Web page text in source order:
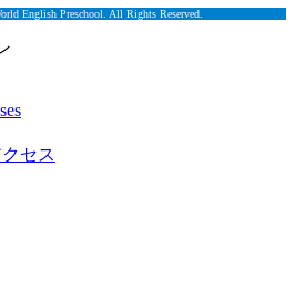
English Preschool. All Rights Reserved.
セス